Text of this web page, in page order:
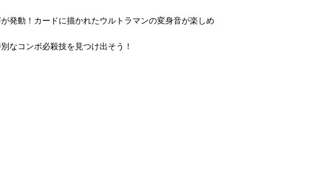
発動！カードに描かれたウルトラマンの変身音が楽しめ
なコンボ必殺技を見つけ出そう！